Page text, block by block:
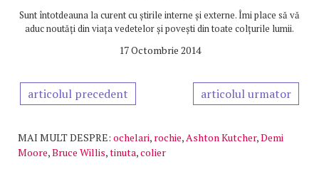
Sunt întotdeauna la curent cu știrile interne și externe. Îmi place să vă
aduc noutăți din viața vedetelor și povești din toate colțurile lumii.
17 Octombrie 2014
articolul precedent articolul urmator
MAI MULT DESPRE: ochelari, rochie,Ashton Kutcher,Demi
Moore,Bruce Willis,tinuta,colier